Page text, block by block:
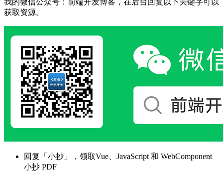
我的微信公众号：前端开发博客，在后台回复以下关键字可以
获取资源。
回复「小抄」，领取Vue、JavaScript 和 WebComponent
小抄 PDF